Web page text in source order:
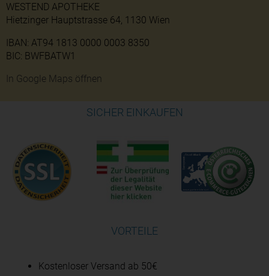
WESTEND APOTHEKE
Hietzinger Hauptstrasse 64, 1130 Wien
IBAN: AT94 1813 0000 0003 8350
BIC: BWFBATW1
In Google Maps öffnen
SICHER EINKAUFEN
VORTEILE
Kostenloser Versand ab 50€